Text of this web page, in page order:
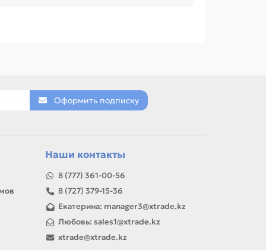
Оформить подписку
Наши контакты
8 (777) 361-00-56
8 (727) 379-15-36
Екатерина: manager3@xtrade.kz
Любовь: sales1@xtrade.kz
xtrade@xtrade.kz